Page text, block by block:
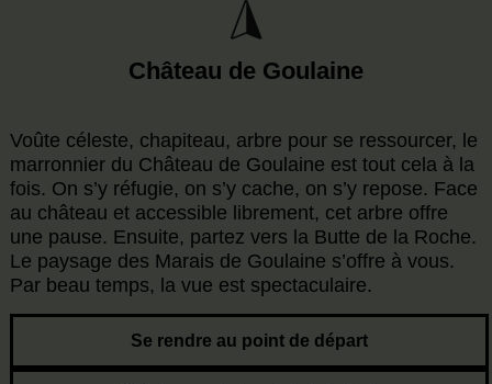
Château de Goulaine
Voûte céleste, chapiteau, arbre pour se ressourcer, le
marronnier du Château de Goulaine est tout cela à la
fois. On s’y réfugie, on s’y cache, on s’y repose. Face
au château et accessible librement, cet arbre offre
une pause. Ensuite, partez vers la Butte de la Roche.
Le paysage des Marais de Goulaine s’offre à vous.
Par beau temps, la vue est spectaculaire.
Se rendre au point de départ